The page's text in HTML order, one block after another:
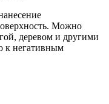
Можно
деревом и другими
к негативным